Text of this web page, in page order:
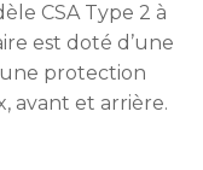
CSA Type 2 à
est doté d’une
protection
avant et arrière.